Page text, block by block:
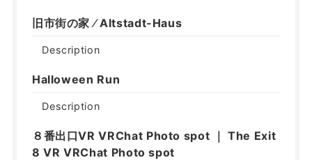
旧市街の家 ⁄ Altstadt-Haus
Description
Halloween Run
Description
８番出口VR VRChat Photo spot ｜ The Exit
8 VR VRChat Photo spot